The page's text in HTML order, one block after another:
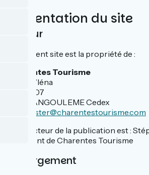
Présentation du site
Éditeur
Le présent site est la propriété de :
Charentes Tourisme
21 rue d’Iéna
CS 82407
16024 ANGOULEME Cedex
webmaster@charentestourisme.com
Le directeur de la publication est :
Président de Charentes Tourisme
Hébergement